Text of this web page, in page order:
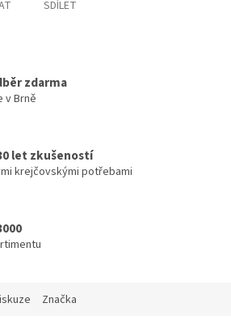
SDÍLET
zdarma
v Brně
let zkušeností
krejčovskými potřebami
Značka